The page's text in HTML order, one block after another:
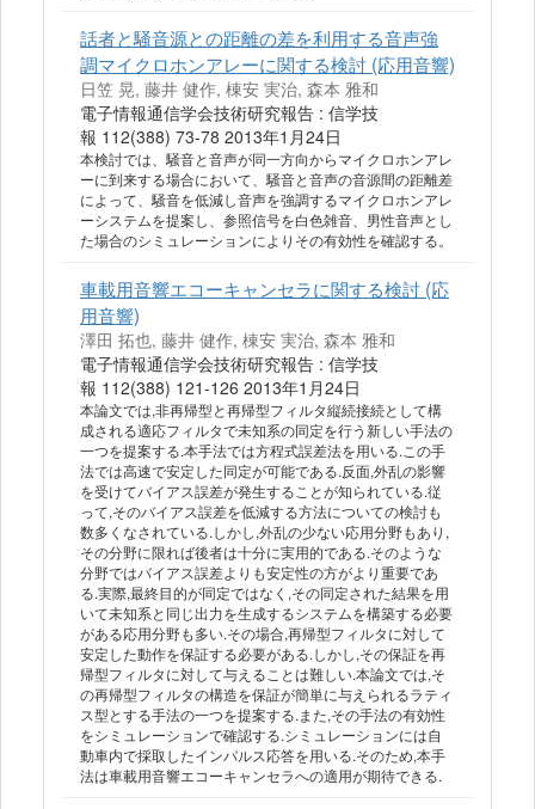
話者と騒音源との距離の差を利用する音声強
調マイクロホンアレーに関する検討 (応用音響)
日笠 晃, 藤井 健作, 棟安 実治, 森本 雅和
電子情報通信学会技術研究報告 : 信学技
報 112(388) 73-78 2013年1月24日
本検討では、騒音と音声が同一方向からマイクロホンアレ
ーに到来する場合において、騒音と音声の音源間の距離差
によって、騒音を低減し音声を強調するマイクロホンアレ
ーシステムを提案し、参照信号を白色雑音、男性音声とし
た場合のシミュレーションによりその有効性を確認する。
車載用音響エコーキャンセラに関する検討 (応
用音響)
澤田 拓也, 藤井 健作, 棟安 実治, 森本 雅和
電子情報通信学会技術研究報告 : 信学技
報 112(388) 121-126 2013年1月24日
本論文では,非再帰型と再帰型フィルタ縦続接続として構
成される適応フィルタで未知系の同定を行う新しい手法の
一つを提案する.本手法では方程式誤差法を用いる.この手
法では高速で安定した同定が可能である.反面,外乱の影響
を受けてバイアス誤差が発生することが知られている.従
って,そのバイアス誤差を低減する方法についての検討も
数多くなされている.しかし,外乱の少ない応用分野もあり,
その分野に限れば後者は十分に実用的である.そのような
分野ではバイアス誤差よりも安定性の方がより重要であ
る.実際,最終目的が同定ではなく,その同定された結果を用
いて未知系と同じ出力を生成するシステムを構築する必要
がある応用分野も多い.その場合,再帰型フィルタに対して
安定した動作を保証する必要がある.しかし,その保証を再
帰型フィルタに対して与えることは難しい.本論文では,そ
の再帰型フィルタの構造を保証が簡単に与えられるラティ
ス型とする手法の一つを提案する.また,その手法の有効性
をシミュレーションで確認する.シミュレーションには自
動車内で採取したインパルス応答を用いる.そのため,本手
法は車載用音響エコーキャンセラへの適用が期待できる.